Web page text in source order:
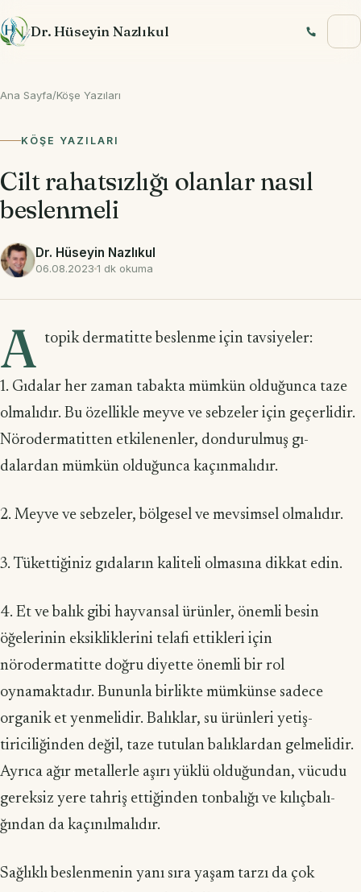
Dr. Hüseyin Nazlıkul
Ana Sayfa/Köşe Yazıları
KÖŞE YAZILARI
Cilt rahatsızlığı olanlar nasıl
beslenmeli
Dr. Hüseyin Nazlıkul
06.08.2023 1 dk okuma
A topik dermatitte beslenme için tavsiyeler:
1. Gıdalar her zaman tabakta mümkün olduğunca taze
olmalıdır. Bu özellikle meyve ve sebzeler için geçerlidir.
Nörodermatitten etkilenenler, dondurulmuş gı­
dalardan mümkün olduğunca kaçınmalıdır.
2. Meyve ve sebzeler, bölgesel ve mevsimsel olmalıdır.
3. Tükettiğiniz gıdaların kaliteli olmasına dikkat edin.
4. Et ve balık gibi hayvansal ürünler, önemli besin
öğelerinin eksikliklerini te­lafi ettikleri için
nörodermatitte doğru diyette önemli bir rol
oynamaktadır. Bu­nunla birlikte mümkünse sadece
organik et yenmelidir. Balıklar, su ürünleri yetiş­
tiriciliğinden değil, taze tutulan balıklardan gelmelidir.
Ayrıca ağır metallerle aşırı yüklü olduğundan, vücudu
gereksiz yere tahriş ettiğinden tonbalığı ve kılıçbalı­
ğından da kaçınılmalıdır.
Sağlıklı beslenmenin yanı sıra yaşam tarzı da çok